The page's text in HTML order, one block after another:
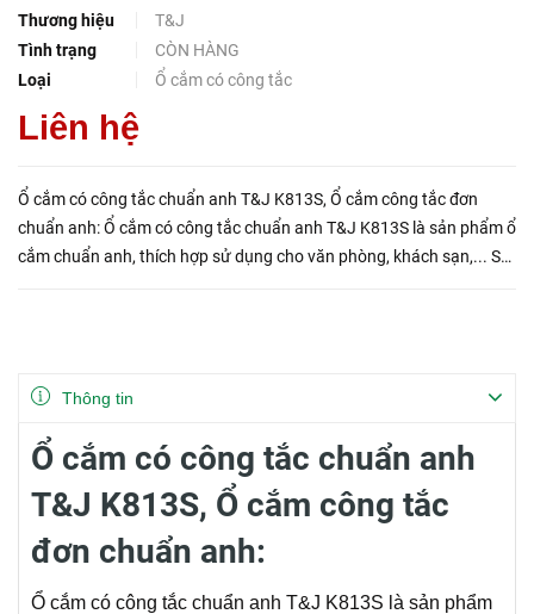
Thương hiệu
T&J
Tình trạng
CÒN HÀNG
Loại
Ổ cắm có công tắc
Liên hệ
Ổ cắm có công tắc chuẩn anh T&J K813S, Ổ cắm công tắc đơn
chuẩn anh: Ổ cắm có công tắc chuẩn anh T&J K813S là sản phẩm ổ
cắm chuẩn anh, thích hợp sử dụng cho văn phòng, khách sạn,... Sử
Thông tin
Ổ cắm có công tắc chuẩn anh
T&J K813S, Ổ cắm công tắc
đơn chuẩn anh:
Ổ cắm có công tắc chuẩn anh T&J K813S là sản phẩm